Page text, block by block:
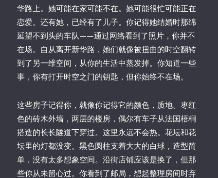
华路上。她可能在家可能不在。她可能很忙可能正在
恋爱。还有她，已经有了儿子。你记得她结婚时那绵
延望不到头的车队——通过网络看到了照片，你并不
在场。自从离开新华路，她们就像被扭曲的时空翻转
到了另一维空间，从你的生活中蒸发掉。你知道一些
事，你有打开时空之门的钥匙，但你始终不在场。
这些房子记得你，就像你记得它的颜色，质地。枣红
色的砖木外墙，两层的楼房，偶尔有车子从法国梧桐
搭造的长长隧道下穿过。这里永远不会热。花坛和花
坛里的灯都没变。黑色圆柱支着大大的白球，造型简
单，没有太多想象空间。沿街店铺应该是换了，但那
些你从未留心过。你看到了邮局，想起整理房间时弃